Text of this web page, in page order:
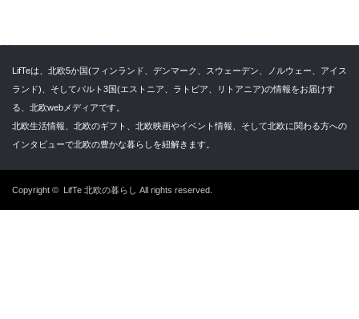
LifTeは、北欧5か国(フィンランド、デンマーク、スウェーデン、ノルウェー、アイス
ランド)、そしてバルト3国(エストニア、ラトビア、リトアニア)の情報をお届けす
る、北欧webメディアです。
北欧生活情報、北欧のギフト、北欧映画やイベント情報、そして北欧に関わる方への
インタビューで北欧の豊かな暮らしを紐解きます。
Copyright © LifTe 北欧の暮らし All rights reserved.